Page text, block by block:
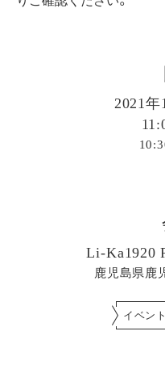
2021年
Li-Ka1920
鹿児島県鹿
イベン